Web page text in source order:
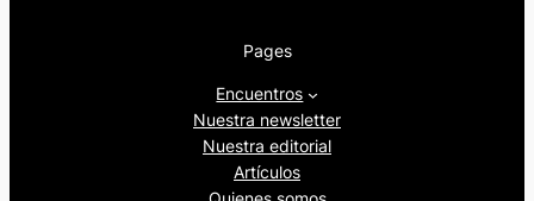
Pages
Encuentros
Nuestra newsletter
Nuestra editorial
Artículos